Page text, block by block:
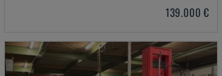
139.000 €